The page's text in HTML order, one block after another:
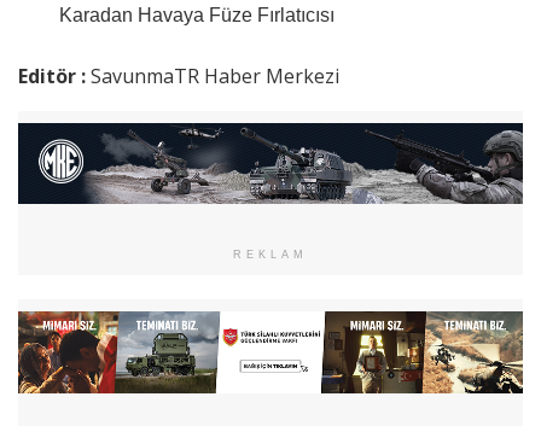
Karadan Havaya Füze Fırlatıcısı
Editör :SavunmaTR Haber Merkezi
REKLAM